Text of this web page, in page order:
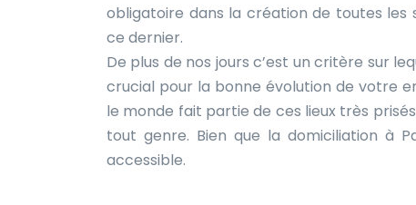
obligatoire dans la création de toutes
ce dernier.
De plus de nos jours c’est un critère sur
crucial pour la bonne évolution de votre
le monde fait partie de ces lieux très
tout genre. Bien que la domiciliation à
accessible.